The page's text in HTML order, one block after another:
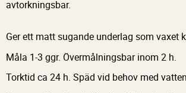
avtorkningsbar.
Ger ett matt sugande underlag som vaxet
Måla 1-3 ggr. Övermålningsbar inom 2 h.
Torktid ca 24 h. Späd vid behov med